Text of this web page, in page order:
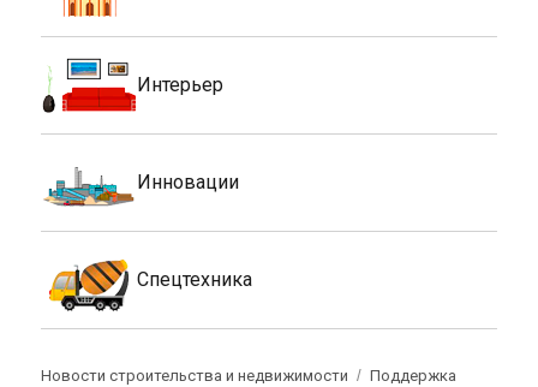
Интерьер
Инновации
Спецтехника
Новости строительства и недвижимости
Поддержка